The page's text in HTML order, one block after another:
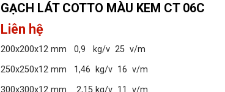
GẠCH LÁT COTTO MÀU KEM CT 06C
Liên hệ
200x200x12 mm 0,9 kg/v 25 v/m
250x250x12 mm 1,46 kg/v 16 v/m
300x300x12 mm 2,15 kg/v 11 v/m